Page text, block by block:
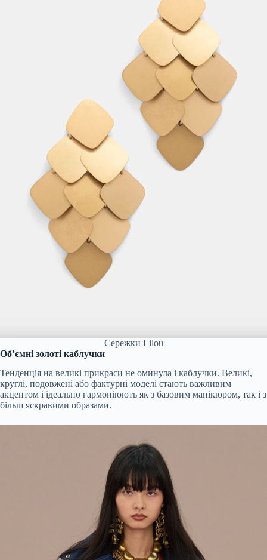
Сережки Lilou
Об’ємні золоті каблучки
Тенденція на великі прикраси не оминула і каблучки. Великі,
круглі, подовжені або фактурні моделі стають важливим
акцентом і ідеально гармоніюють як з базовим манікюром, так і з
більш яскравими образами.